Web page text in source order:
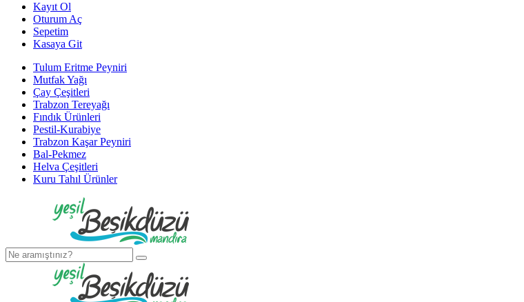
Kayıt Ol
Oturum Aç
Sepetim
Kasaya Git
Tulum Eritme Peyniri
Mutfak Yağı
Çay Çeşitleri
Trabzon Tereyağı
Fındık Ürünleri
Pestil-Kurabiye
Trabzon Kaşar Peyniri
Bal-Pekmez
Helva Çeşitleri
Kuru Tahıl Ürünler